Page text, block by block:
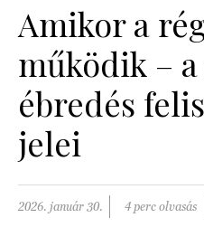
SZÉPSÉG
PSZICHÉ
PÁRKAPCSOLAT
Amikor a
működik –
ébredés
jelei
2026. január 30. 4 perc olvasás